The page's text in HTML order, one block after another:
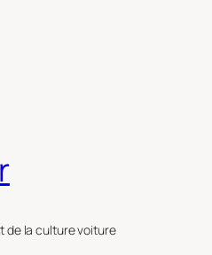
de la culture voiture